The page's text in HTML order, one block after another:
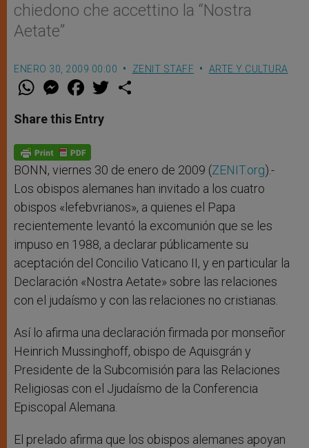
chiedono che accettino la “Nostra
Aetate”
ENERO 30, 2009 00:00 ZENIT STAFF ARTE Y CULTURA
W
t
s
p
p
M
e
s
e
g
e
r
F
a
e
b
o
k
w
Share this Entry
BONN, viernes 30 de enero de 2009 (ZENIT.org).-
Los obispos alemanes han invitado a los cuatro
obispos «lefebvrianos», a quienes el Papa
recientemente levantó la excomunión que se les
impuso en 1988, a declarar públicamente su
aceptación del Concilio Vaticano II, y en particular la
Declaración «Nostra Aetate» sobre las relaciones
con el judaísmo y con las relaciones no cristianas.
Así lo afirma una declaración firmada por monseñor
Heinrich Mussinghoff, obispo de Aquisgrán y
Presidente de la Subcomisión para las Relaciones
Religiosas con el Jjudaísmo de la Conferencia
Episcopal Alemana.
El prelado afirma que los obispos alemanes apoyan